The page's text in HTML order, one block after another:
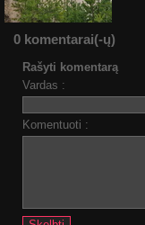
0 komentarai(-ų)
Rašyti komentarą
Vardas :
Komentuoti :